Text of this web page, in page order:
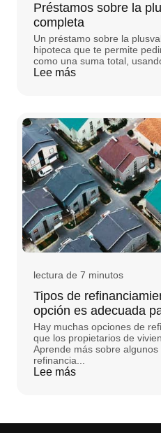
Préstamos sobre la
completa
Un préstamo sobre la
hipoteca que te permite
como una suma total,
Lee más
lectura de 7 minutos
Tipos de
opción es adecuada
Hay muchas opciones de
que los propietarios de
Aprende más sobre algunos
refinancia...
Lee más